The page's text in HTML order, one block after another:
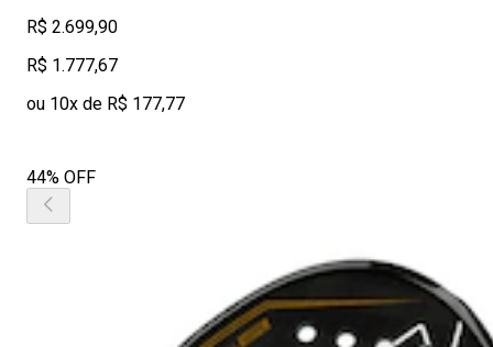
R$ 2.699,90
R$ 1.777,67
ou 10x de R$ 177,77
44% OFF